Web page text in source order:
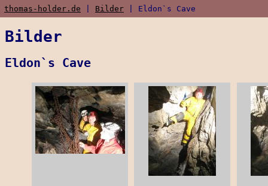
thomas-holder.de Bilder | Eldon`s Cave
Bilder
Eldon`s Cave